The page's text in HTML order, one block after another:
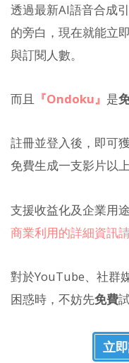
透過最新AI語音合成
的旁白，現在就能立
與訂閱人數。
而且 『Ondoku』 是
註冊並登入後，即可
免費生成一支影片以
支援收益化及企業用
商業利用的詳細資訊請
對於YouTube、社群
困惑時，不妨先免費
立